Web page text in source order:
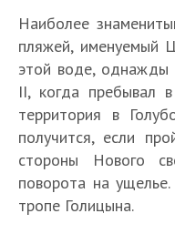
Наиболее
пляжей, именуемый
этой воде, однажды
II, когда пребывал
территория в
получится, если
стороны Нового
поворота на
тропе Голицына.